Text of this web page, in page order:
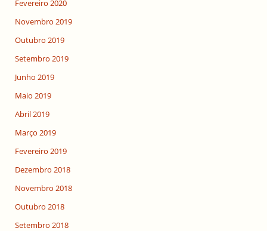
Fevereiro 2020
Novembro 2019
Outubro 2019
Setembro 2019
Junho 2019
Maio 2019
Abril 2019
Março 2019
Fevereiro 2019
Dezembro 2018
Novembro 2018
Outubro 2018
Setembro 2018